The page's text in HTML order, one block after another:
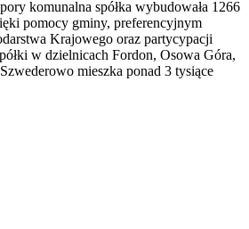
komunalna spółka wybudowała 1266
pomocy gminy, preferencyjnym
Krajowego oraz partycypacji
w dzielnicach Fordon, Osowa Góra,
mieszka ponad 3 tysiące